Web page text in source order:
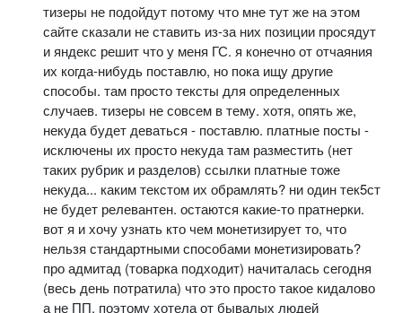
тизеры не подойдут потому что мне тут же на этом
сайте сказали не ставить из-за них позиции просядут
и яндекс решит что у меня ГС. я конечно от отчаяния
их когда-нибудь поставлю, но пока ищу другие
способы. там просто тексты для определенных
случаев. тизеры не совсем в тему. хотя, опять же,
некуда будет деваться - поставлю. платные посты -
исключены их просто некуда там разместить (нет
таких рубрик и разделов) ссылки платные тоже
некуда... каким текстом их обрамлять? ни один тек5ст
не будет релевантен. остаются какие-то пратнерки.
вот я и хочу узнать кто чем монетизирует то, что
нельзя стандартными способами монетизировать?
про адмитад (товарка подходит) начиталась сегодня
(весь день потратила) что это просто такое кидалово
а не ПП. поэтому хотела от бывалых людей